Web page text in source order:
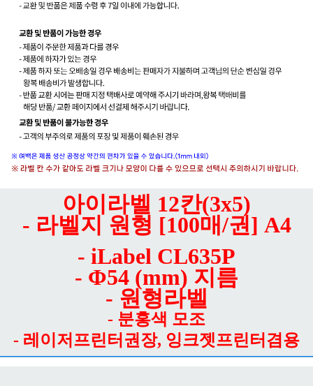
아이라벨 12칸(3x5)
- 라벨지 원형 [100매/권] A4
- iLabel CL635P
- Φ54 (mm) 지름
- 원형라벨
- 분홍색 모조
- 레이저프린터권장, 잉크젯프린터겸용